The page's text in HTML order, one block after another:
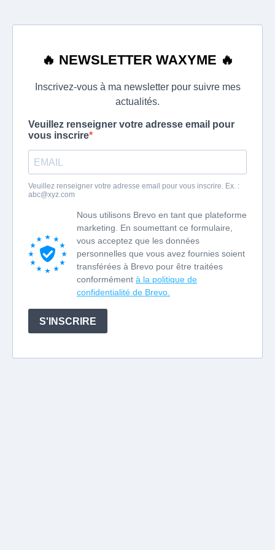
🔥 NEWSLETTER WAXYME 🔥
Inscrivez-vous à ma newsletter pour suivre mes
actualités.
Veuillez renseigner votre adresse email pour
vous inscrire
Veuillez renseigner votre adresse email pour vous inscrire. Ex. :
abc@xyz.com
Nous utilisons Brevo en tant que plateforme
marketing. En soumettant ce formulaire,
vous acceptez que les données
personnelles que vous avez fournies soient
transférées à Brevo pour être traitées
conformément à la politique de
confidentialité de Brevo.
S'INSCRIRE